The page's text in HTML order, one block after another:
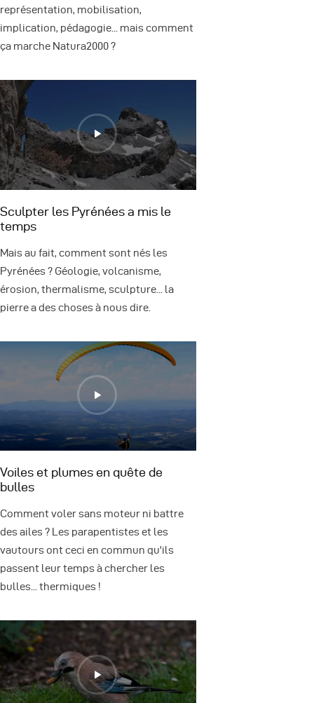
représentation, mobilisation,
implication, pédagogie... mais comment
ça marche Natura2000 ?
Sculpter les Pyrénées a mis le
temps
Mais au fait, comment sont nés les
Pyrénées ? Géologie, volcanisme,
érosion, thermalisme, sculpture... la
pierre a des choses à nous dire.
Voiles et plumes en quête de
bulles
Comment voler sans moteur ni battre
des ailes ? Les parapentistes et les
vautours ont ceci en commun qu'ils
passent leur temps à chercher les
bulles... thermiques !